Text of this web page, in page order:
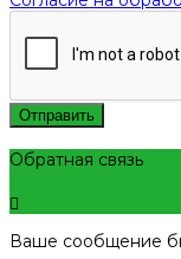
Отправить
Обратная связь
Ваше сообщение